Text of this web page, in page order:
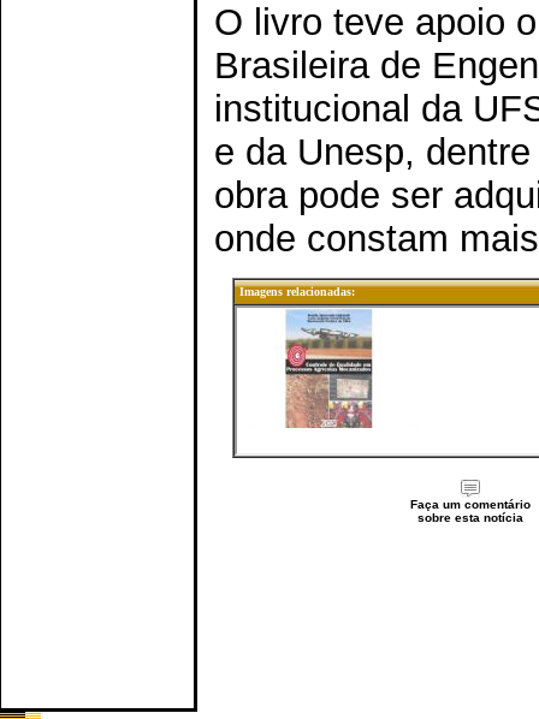
O livro teve apoio
Brasileira de
institucional da
e da Unesp,
obra pode ser
onde constam
Imagens relacionadas:
Faça um comentário
sobre esta notícia